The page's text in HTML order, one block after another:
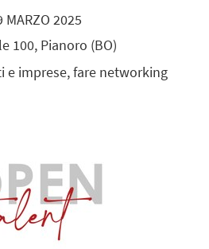
MARZO2025
100, Pianoro (BO)
e imprese, fare networking